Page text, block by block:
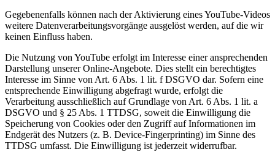
Gegebenenfalls können nach der Aktivierung eines YouTube-Videos
weitere Datenverarbeitungsvorgänge ausgelöst werden, auf die wir
keinen Einfluss haben.
Die Nutzung von YouTube erfolgt im Interesse einer ansprechenden
Darstellung unserer Online-Angebote. Dies stellt ein berechtigtes
Interesse im Sinne von Art. 6 Abs. 1 lit. f DSGVO dar. Sofern eine
entsprechende Einwilligung abgefragt wurde, erfolgt die
Verarbeitung ausschließlich auf Grundlage von Art. 6 Abs. 1 lit. a
DSGVO und § 25 Abs. 1 TTDSG, soweit die Einwilligung die
Speicherung von Cookies oder den Zugriff auf Informationen im
Endgerät des Nutzers (z. B. Device-Fingerprinting) im Sinne des
TTDSG umfasst. Die Einwilligung ist jederzeit widerrufbar.